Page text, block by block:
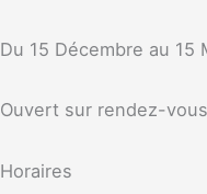
Du 15 Décembre au 15
Ouvert sur rendez-
Horaires